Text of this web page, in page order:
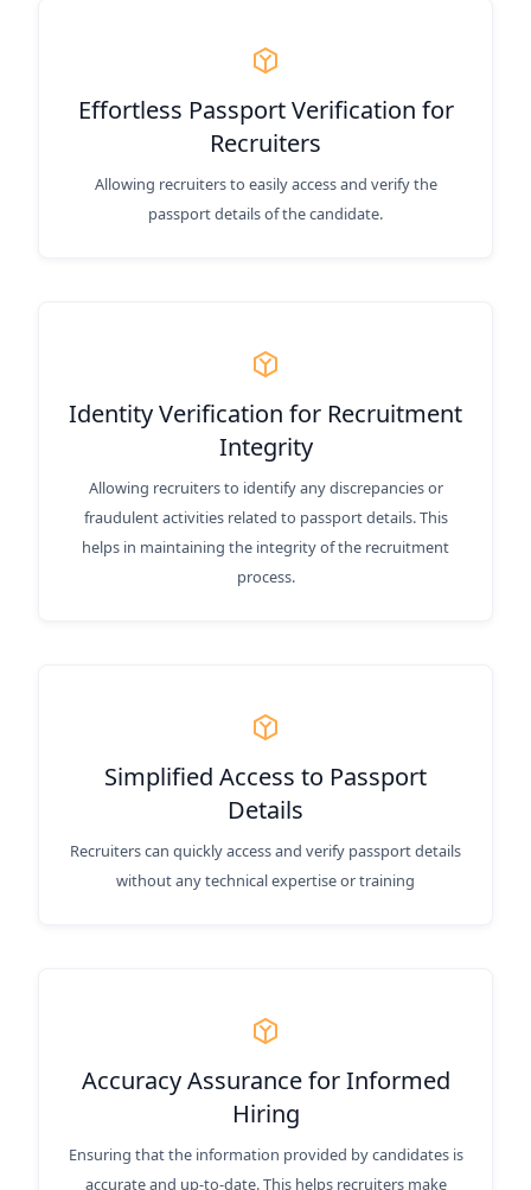
Effortless Passport Verification for
Recruiters
Allowing recruiters to easily access and verify the
passport details of the candidate.
Identity Verification for Recruitment
Integrity
Allowing recruiters to identify any discrepancies or
fraudulent activities related to passport details. This
helps in maintaining the integrity of the recruitment
process.
Simplified Access to Passport
Details
Recruiters can quickly access and verify passport details
without any technical expertise or training
Accuracy Assurance for Informed
Hiring
Ensuring that the information provided by candidates is
accurate and up-to-date. This helps recruiters make